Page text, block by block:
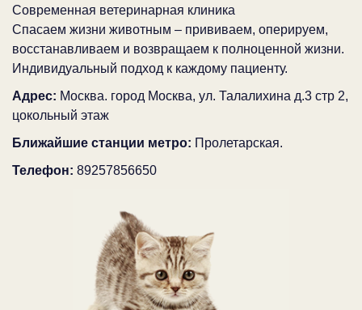
Современная ветеринарная клиника
Спасаем жизни животным – прививаем, оперируем,
восстанавливаем и возвращаем к полноценной жизни.
Индивидуальный подход к каждому пациенту.
Адрес: Москва. город Москва, ул. Талалихина д.3 стр 2,
цокольный этаж
Ближайшие станции метро: Пролетарская.
Телефон: 89257856650